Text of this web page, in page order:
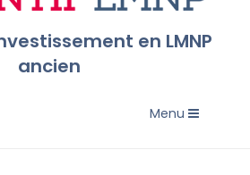
en LMNP
ancien
Toggle
Menu